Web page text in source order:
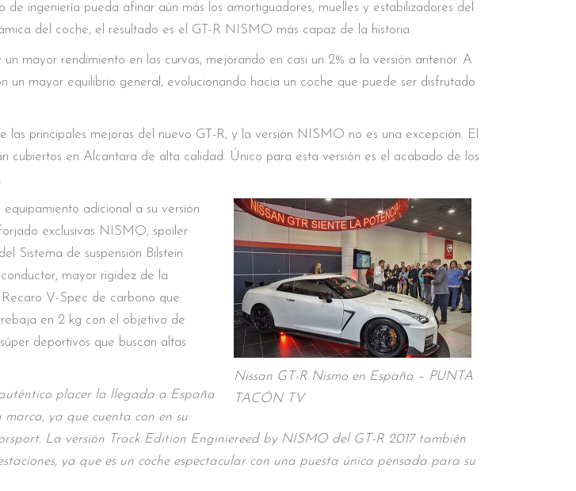
ingeniería pueda afinar aún más los amortiguadores, muelles y estabilizadores del
del coche, el resultado es el GT-R NISMO más capaz de la historia.
mayor rendimiento en las curvas, mejorando en casi un 2% a la versión anterior. A
mayor equilibrio general, evolucionando hacia un coche que puede ser disfrutado
principales mejoras del nuevo GT-R, y la versión NISMO no es una excepción. El
cubiertos en Alcantara de alta calidad. Único para esta versión es el acabado de los
Nissan GT-R Nismo en España – PUNTA
TACÓN TV
adicional a su versión
exclusivas NISMO, spoiler
Sistema de suspensión Bilstein
mayor rigidez de la
V-Spec de carbono que
en 2 kg con el objetivo de
deportivos que buscan altas
placer la llegada a España
ya que cuenta con en su
La versión Track Edition Enginiereed by NISMO del GT-R 2017 también
ya que es un coche espectacular con una puesta única pensada para su